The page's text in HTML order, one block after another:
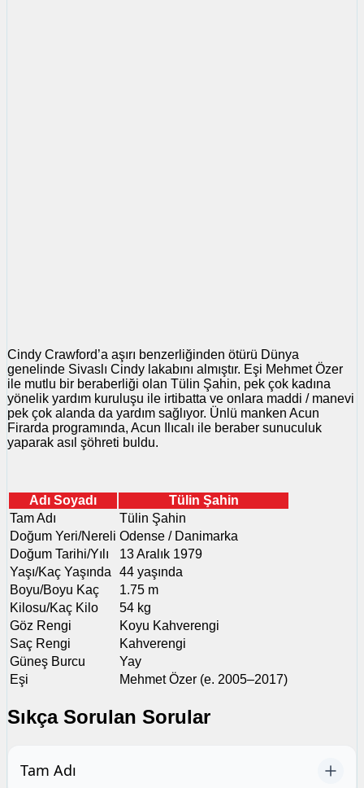
Cindy Crawford’a aşırı benzerliğinden ötürü Dünya
genelinde Sivaslı Cindy lakabını almıştır. Eşi Mehmet Özer
ile mutlu bir beraberliği olan Tülin Şahin, pek çok kadına
yönelik yardım kuruluşu ile irtibatta ve onlara maddi / manevi
pek çok alanda da yardım sağlıyor. Ünlü manken Acun
Firarda programında, Acun Ilıcalı ile beraber sunuculuk
yaparak asıl şöhreti buldu.
Adı Soyadı
Tülin Şahin
Tam Adı
Tülin Şahin
Doğum Yeri/Nereli Odense / Danimarka
Doğum Tarihi/Yılı
13 Aralık 1979
Yaşı/Kaç Yaşında
44 yaşında
Boyu/Boyu Kaç
1.75 m
Kilosu/Kaç Kilo
54 kg
Göz Rengi
Koyu Kahverengi
Saç Rengi
Kahverengi
Güneş Burcu
Yay
Eşi
Mehmet Özer (e. 2005–2017)
Sıkça Sorulan Sorular
Tam Adı